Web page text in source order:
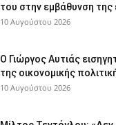
του στην εμβάθυνση της
10 Αυγούστου 2026
Ο Γιώργος Αυτιάς
της οικονομικής
10 Αυγούστου 2026